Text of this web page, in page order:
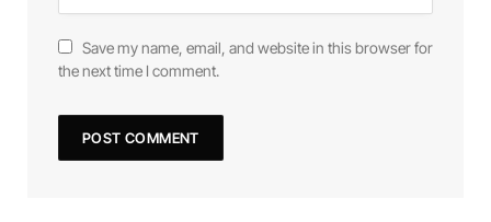
Save my name, email, and website in this browser for
the next time I comment.